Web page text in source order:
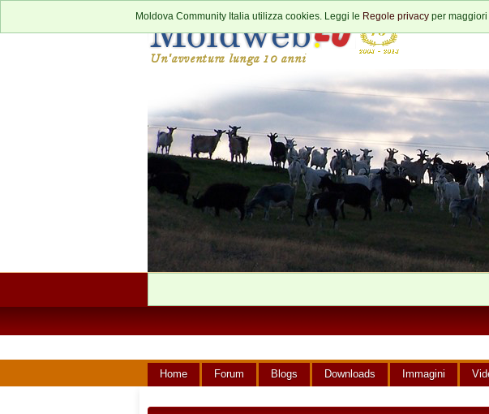
Moldova Community Italia utilizza cookies. Leggi le Regole privacy per
Home Forum Blogs Downloads Immagini